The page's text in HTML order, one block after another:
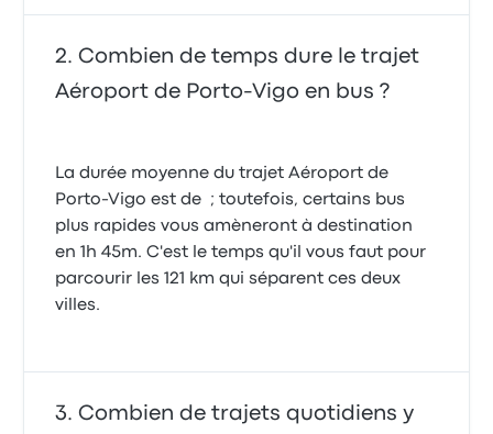
Combien de temps dure le trajet
Aéroport de Porto-Vigo en bus ?
La durée moyenne du trajet Aéroport de
Porto-Vigo est de ; toutefois, certains bus
plus rapides vous amèneront à destination
en 1h 45m. C'est le temps qu'il vous faut pour
parcourir les 121 km qui séparent ces deux
villes.
Combien de trajets quotidiens y